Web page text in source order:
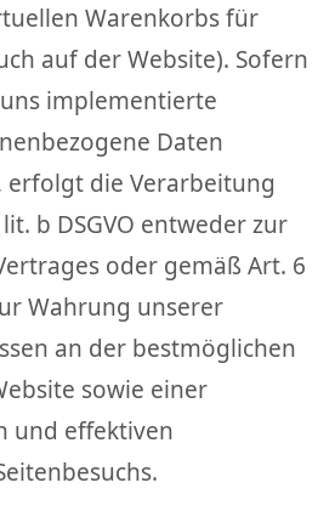
Warenkorbs für
auf der Website). Sofern
implementierte
Daten
die Verarbeitung
b DSGVO entweder zur
oder gemäß Art. 6
Wahrung unserer
an der bestmöglichen
sowie einer
und effektiven